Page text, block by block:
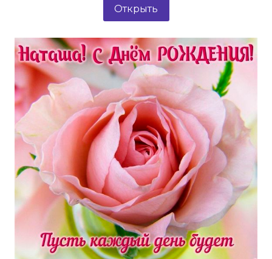
Открыть